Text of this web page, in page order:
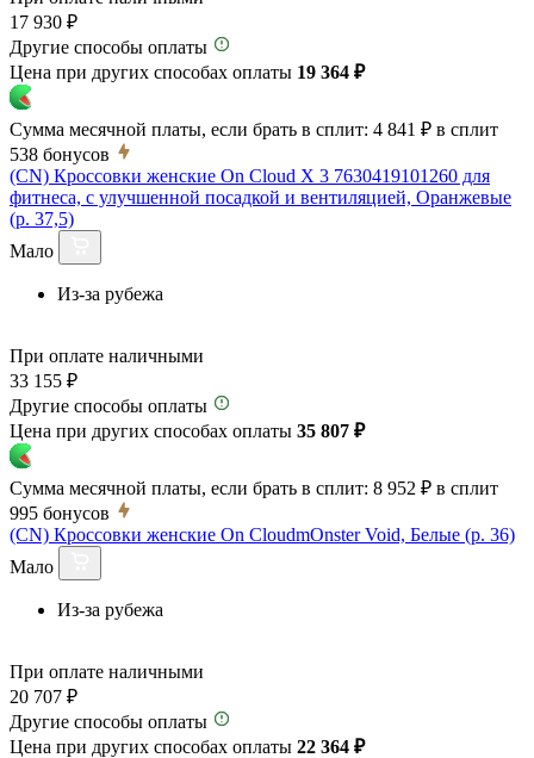
17 930 ₽
Другие способы оплаты
Цена при других способах оплаты 19 364 ₽
Сумма месячной платы, если брать в сплит: 4 841 ₽ в сплит
538 бонусов
(CN) Кроссовки женские On Cloud X 3 7630419101260 для
фитнеса, с улучшенной посадкой и вентиляцией, Оранжевые
(р. 37,5)
Мало
Из-за рубежа
При оплате наличными
33 155 ₽
Другие способы оплаты
Цена при других способах оплаты 35 807 ₽
Сумма месячной платы, если брать в сплит: 8 952 ₽ в сплит
995 бонусов
(CN) Кроссовки женские On CloudmOnster Void, Белые (р. 36)
Мало
Из-за рубежа
При оплате наличными
20 707 ₽
Другие способы оплаты
Цена при других способах оплаты 22 364 ₽